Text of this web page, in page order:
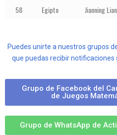
58
Egipto Jianning
Puedes unirte a nuestros grupos
que puedas recibir
Grupo de Facebook del
de Juegos
Grupo de WhatsApp de